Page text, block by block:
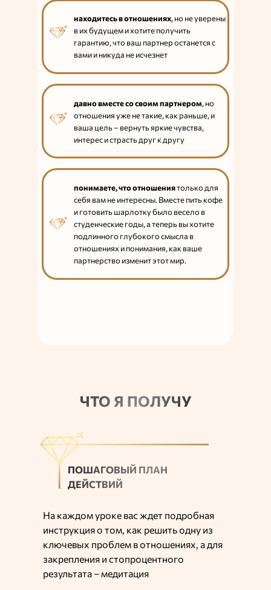
находитесь в отношениях, но не уверены
в их будущем и хотите получить
гарантию, что ваш партнер останется с
вами и никуда не исчезнет
давно вместе со своим партнером, но
отношения уже не такие, как раньше, и
ваша цель – вернуть яркие чувства,
интерес и страсть друг к другу
понимаете, что отношениятолько для
себя вам не интересны. Вместе пить кофе
и готовить шарлотку было весело в
студенческие годы, а теперь вы хотите
подлинного глубокого смысла в
отношениях и понимания, как ваше
партнерство изменит этот мир.
ПОШАГОВЫЙ ПЛАН
ДЕЙСТВИЙ
ЧТО Я ПОЛУЧУ
На каждом уроке вас ждет подробная
инструкция о том, как решить одну из
ключевых проблем в отношениях, а для
закрепления и стопроцентного
результата – медитация